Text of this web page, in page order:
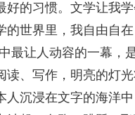
好的习惯。文学让我
的世界里，我自由自
最让人动容的一幕，
读、写作，明亮的灯
人沉浸在文字的海洋